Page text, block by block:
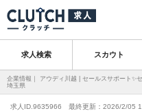
求人検索 スカウト
企業情報｜ アウディ川越 | セールスサポート✨
埼玉県
求人ID.9635966 最終更新：2026/2/05